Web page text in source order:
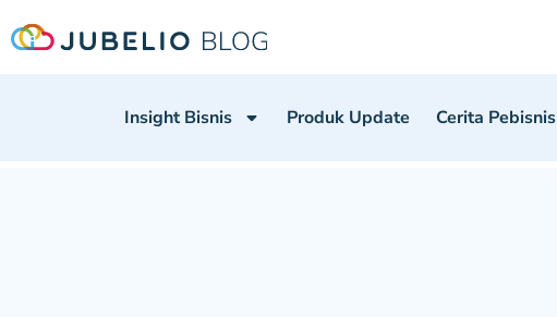
Insight Bisnis Produk Update Cerita Pebisnis